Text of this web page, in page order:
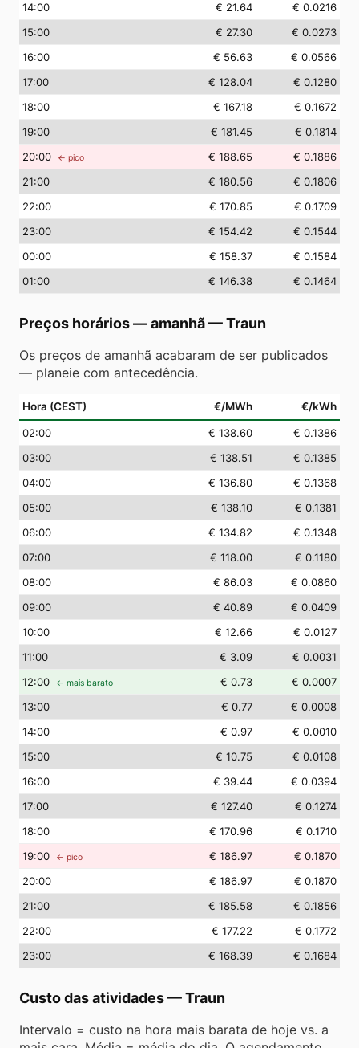
14:00 € 21.64
€ 0.0216
15:00 € 27.30
€ 0.0273
16:00 € 56.63
€ 0.0566
17:00 € 128.04
€ 0.1280
18:00 € 167.18
€ 0.1672
19:00 € 181.45
€ 0.1814
20:00 ← pico € 188.65
€ 0.1886
21:00 € 180.56
€ 0.1806
22:00 € 170.85
€ 0.1709
23:00 € 154.42
€ 0.1544
00:00 € 158.37
€ 0.1584
01:00 € 146.38 € 0.1464
Preços horários — amanhã—Traun
Os preços de amanhã acabaram de ser publicados
— planeie com antecedência.
Hora (CEST) €/MWh €/kWh
02:00 € 138.60
€ 0.1386
03:00 € 138.51
€ 0.1385
04:00 € 136.80
€ 0.1368
05:00 € 138.10
€ 0.1381
06:00 € 134.82
€ 0.1348
07:00 € 118.00
€ 0.1180
08:00 € 86.03
€ 0.0860
09:00 € 40.89
€ 0.0409
10:00 € 12.66
€ 0.0127
11:00 € 3.09
€ 0.0031
12:00 ← mais barato € 0.73
€ 0.0007
13:00 € 0.77
€ 0.0008
14:00 € 0.97
€ 0.0010
15:00 € 10.75
€ 0.0108
16:00 € 39.44
€ 0.0394
17:00 € 127.40
€ 0.1274
18:00 € 170.96
€ 0.1710
19:00 ← pico € 186.97
€ 0.1870
20:00 € 186.97
€ 0.1870
21:00 € 185.58
€ 0.1856
22:00 € 177.22
€ 0.1772
23:00 € 168.39 € 0.1684
Custo das atividades—Traun
Intervalo = custo na hora mais barata de hoje vs. a